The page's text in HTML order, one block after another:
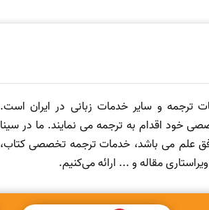
ترجمه و سایر خدمات زبانی در ایران است.
خود اقدام به ترجمه می نمایند. ما در سینا
علم می باشد، خدمات ترجمه تخصصی کتاب،
مقاله و ... ارائه می‌کنیم.